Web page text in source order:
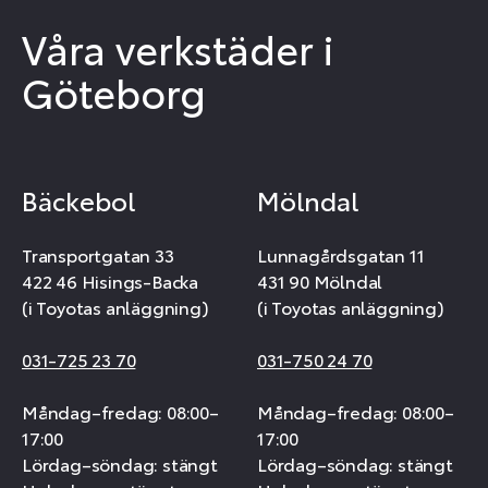
Våra verkstäder i
Göteborg
Bäckebol
Transportgatan 33
422 46 Hisings-Backa
(i Toyotas anläggning)
031-725 23 70
Måndag–fredag: 08:00–
17:00
Lördag–söndag: stängt
Mölndal
Lunnagårdsgatan 11
431 90 Mölndal
(i Toyotas anläggning)
031-750 24 70
Måndag–fredag: 08:00–
17:00
Lördag–söndag: stängt